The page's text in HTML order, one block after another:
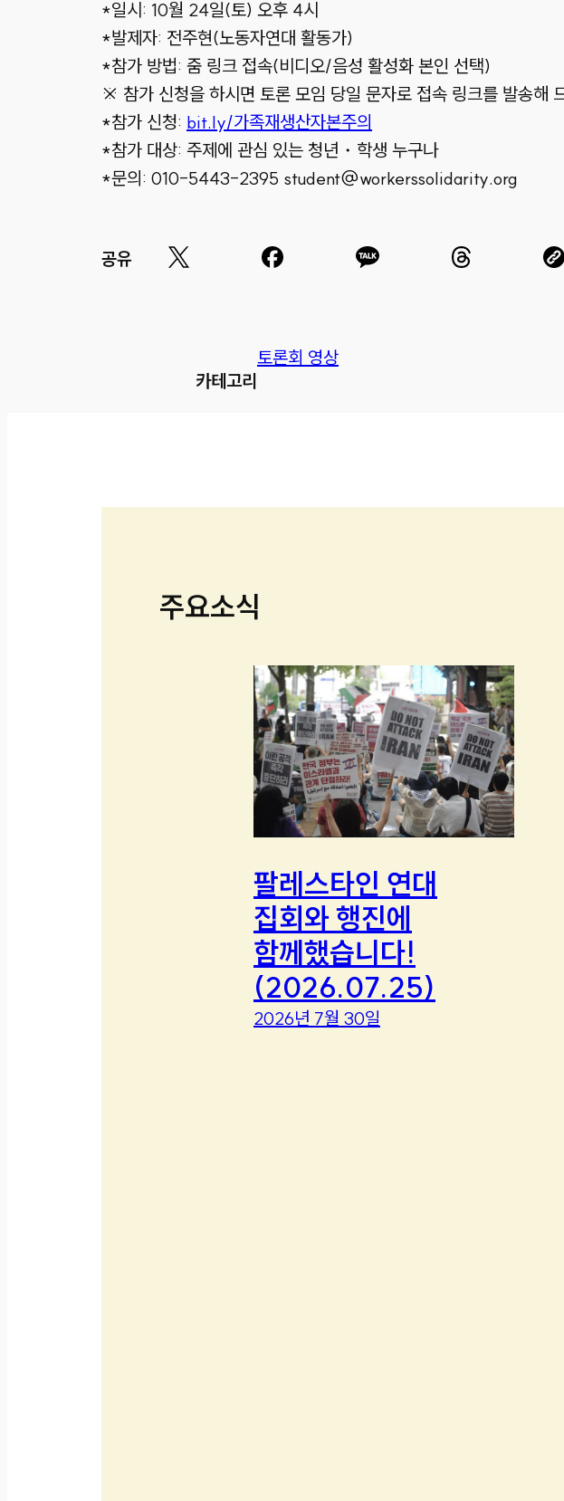
*일시: 10월 24일(토) 오후 4시
*발제자: 전주현(노동자연대 활동가)
*참가 방법: 줌 링크 접속(비디오/음성 활성화 본인 선택)
※ 참가 신청을 하시면 토론 모임 당일 문자로 접속 링크를 발송해
*참가 신청: bit.ly/가족재생산자본주의
*참가 대상: 주제에 관심 있는 청년・학생 누구나
*문의: 010-5443-2395 student@workerssolidarity.org
공유
카테고리
토론회 영상
주요소식
팔레스타인 연대
집회와 행진에
함께했습니다!
(2026.07.25)
2026년 7월 30일